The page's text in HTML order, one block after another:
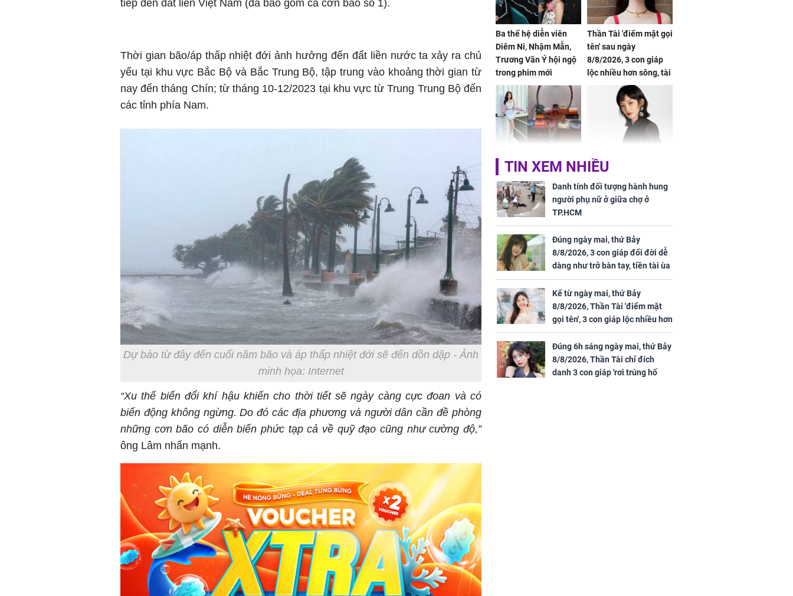
tiếp đến đất liền Việt Nam (đã bao gồm cả cơn bão số 1).
Thời gian bão/áp thấp nhiệt đới ảnh hưởng đến đất liền nước ta xảy ra chủ
yếu tại khu vực Bắc Bộ và Bắc Trung Bộ, tập trung vào khoảng thời gian từ
nay đến tháng Chín; từ tháng 10-12/2023 tại khu vực từ Trung Trung Bộ đến
các tỉnh phía Nam.
Dự báo từ đây đến cuối năm bão và áp thấp nhiệt đới sẽ đến dồn dập - Ảnh
minh họa: Internet
“Xu thế biến đổi khí hậu khiến cho thời tiết sẽ ngày càng cực đoan và có
biến động không ngừng. Do đó các địa phương và người dân cần đề phòng
những cơn bão có diễn biến phức tạp cả về quỹ đạo cũng như cường độ,”
ông Lâm nhấn mạnh.
Ba thế hệ diễn viên
Diêm Ni, Nhậm Mẫn,
Trương Vãn Ý hội ngộ
trong phim mới
Thần Tài 'điểm mặt gọi
tên' sau ngày
8/8/2026, 3 con giáp
lộc nhiều hơn sông, tài
vận sáng như trăng
Rằm, chính thức hết
HH Mai Phương Thúy:
Mua đồ hiệu theo "lô",
tặng em gái biệt thự
120 tỷ trong "nốt nhạc"
Triệu Lệ Dĩnh liên tiếp
được Kim Ưng ưu ái,
đãi ngộ đặc biệt gây
chú ý
Danh tính đối tượng
nữ ở giữa chợ ở
TP.HCM
TIN XEM NHIỀU
Danh tính đối tượng hành hung
người phụ nữ ở giữa chợ ở
TP.HCM
Đúng ngày mai, thứ Bảy
8/8/2026, 3 con giáp đổi đời dễ
dàng như trở bàn tay, tiền tài ùa
tới, ngồi không lộc cũng đến,
phú quý theo tới già
Kể từ ngày mai, thứ Bảy
8/8/2026, Thần Tài 'điểm mặt
gọi tên', 3 con giáp lộc nhiều hơn
sông, tài vận sáng như trăng
Rằm, chính thức hết khổ
Đúng 6h sáng ngày mai, thứ Bảy
8/8/2026, Thần Tài chỉ đích
danh 3 con giáp 'rơi trúng hố